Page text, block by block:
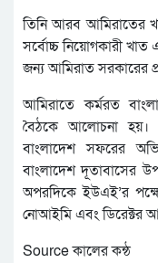
তিনি আরব আমিরাতের
সর্বোচ্চ নিয়ােগকারী
জন্য আমিরাত সরকারের
আমিরাতে কর্মরত
বৈঠকে আলােচনা হয়।
বাংলাদেশ সফরের
বাংলাদেশ দূতাবাসের
অপরদিকে ইউএই’র
নােআইমি এবং ডিরেক্টর
Source কালের কন্ঠ